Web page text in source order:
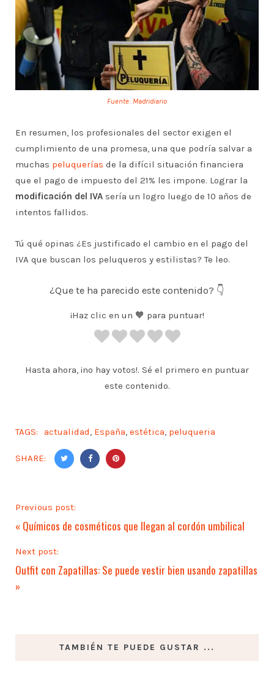
Fuente: Madridiario
En resumen, los profesionales del sector exigen el
cumplimiento de una promesa, una que podría salvar a
muchas peluquerías de la difícil situación financiera
que el pago de impuesto del 21% les impone. Lograr la
modificación del IVA sería un logro luego de 10 años de
intentos fallidos.
Tú qué opinas ¿Es justificado el cambio en el pago del
IVA que buscan los peluqueros y estilistas? Te leo.
¿Que te ha parecido este contenido? 👇
¡Haz clic en un 🧡 para puntuar!
Hasta ahora, ¡no hay votos!. Sé el primero en puntuar
este contenido.
TAGS: actualidad, España, estética, peluqueria
SHARE:
Previous post:
« Químicos de cosméticos que llegan al cordón umbilical
Next post:
Outfit con Zapatillas: Se puede vestir bien usando zapatillas
»
TAMBIÉN TE PUEDE GUSTAR ...